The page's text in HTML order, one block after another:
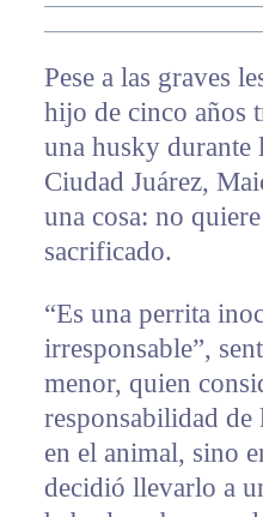
Pese a las graves
hijo de cinco años
una husky durante
Ciudad Juárez,
una cosa: no
sacrificado.
“Es una perrita
irresponsable”,
menor, quien
responsabilidad
en el animal, sino
decidió llevarlo a